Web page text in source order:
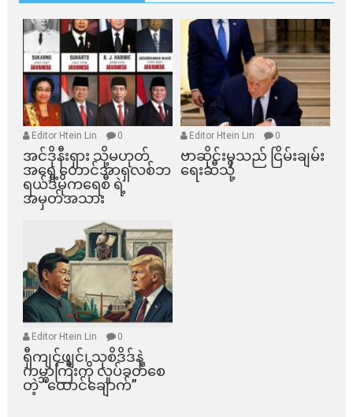
Editor Htein Lin 0
အင်ဒိုနီးရှား သို့မဟုတ်
အရှေ့တောင်အာရှလစ်ဘ
ရယ်ဒီမိုကရေစီ ရဲ့
အမှတ်အသား
Editor Htein Lin 0
ဗာဆိုင်းမှသည် ငြိမ်းချမ်း
ရေးဆီသို့
Editor Htein Lin 0
ရှီကျင့်ဖျင်၊ သုစိဒိဒ်နဲ့
ကမ္ဘာကြီးကို လှုပ်ခတ်စေ
တဲ့ “ထောင်ချောက်”